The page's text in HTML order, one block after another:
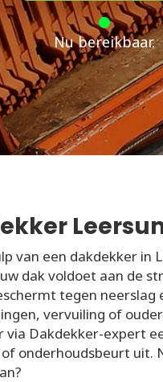
Nu bereikbaar.
van een dakdekker in
dak voldoet aan de
tegen neerslag
vervuiling of
via Dakdekker-expert
onderhoudsbeurt uit.